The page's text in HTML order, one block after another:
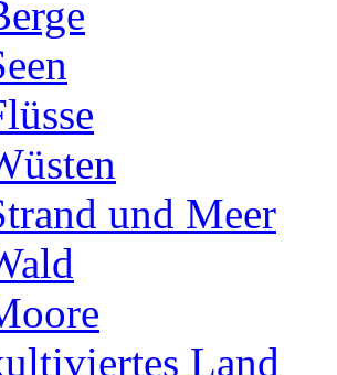
und Meer
Land